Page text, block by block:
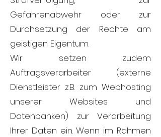
Gefahrenabwehr oder zur
Durchsetzung der Rechte am
geistigen Eigentum.
Wir setzen zudem
Auftragsverarbeiter (externe
Dienstleister z.B. zum Webhosting
unserer Websites und
Datenbanken) zur Verarbeitung
Ihrer Daten ein. Wenn im Rahmen